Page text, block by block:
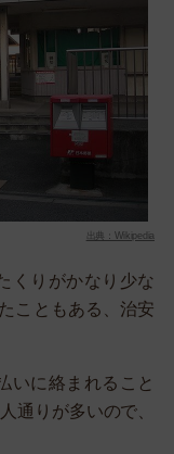
出典：Wikipedia
くりがかなり少な
こともある、治安
いに絡まれること
通りが多いので、